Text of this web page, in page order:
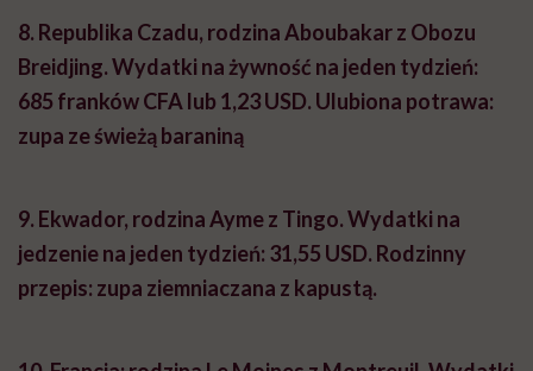
8. Republika Czadu, rodzina Aboubakar z Obozu
Breidjing.Wydatki na żywność na jeden tydzień:
685 franków CFA lub 1,23 USD. Ulubiona potrawa:
zupa ze świeżą baraniną
9. Ekwador, rodzina Ayme z Tingo.Wydatki na
jedzenie na jeden tydzień: 31,55 USD. Rodzinny
przepis: zupa ziemniaczana z kapustą.